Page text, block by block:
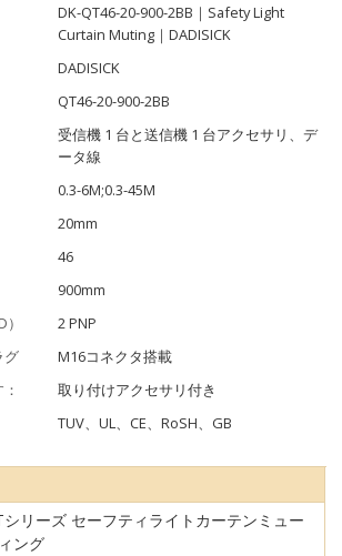
DK-QT46-20-900-2BB｜Safety Light
Curtain Muting｜DADISICK
DADISICK
QT46-20-900-2BB
受信機 1 台と送信機 1 台アクセサリ、デ
ータ線
0.3-6M;0.3-45M
20mm
46
900mm
2 PNP
グ
M16コネクタ搭載
取り付けアクセサリ付き
TUV、UL、CE、RoSH、GB
シリーズ セーフティライトカーテンミュー
ング